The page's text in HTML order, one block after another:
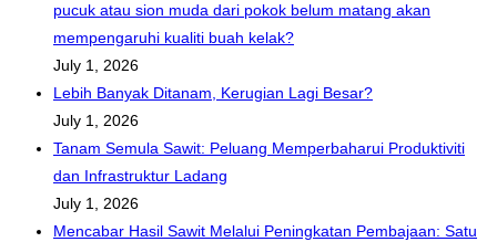
pucuk atau sion muda dari pokok belum matang akan
mempengaruhi kualiti buah kelak?
July 1, 2026
Lebih Banyak Ditanam, Kerugian Lagi Besar?
July 1, 2026
Tanam Semula Sawit: Peluang Memperbaharui Produktiviti
dan Infrastruktur Ladang
July 1, 2026
Mencabar Hasil Sawit Melalui Peningkatan Pembajaan: Satu